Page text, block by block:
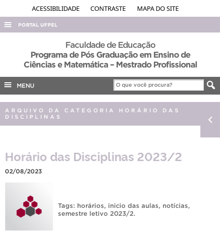
ACESSIBILIDADE CONTRASTE MAPA DO SITE
PORTAL UFPEL
ACESSO À INFORMAÇÃO
AUDITORIA
EDITAIS
INTERNACIONAL
PORTARIAS
TELEFONES
Faculdade de Educação
Programa de Pós Graduação em Ensino de
Ciências e Matemática – Mestrado Profissional
MENU
ARQUIVO DA CATEGORIA HORÁRIO DAS
DISCIPLINAS
Horário das Disciplinas 2023/2
02/08/2023
Tags: horários, inicio das aulas, notícias,
semestre letivo 2023/2.